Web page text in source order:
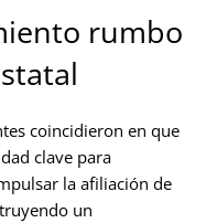
rumbo
coincidieron en que
clave para
la afiliación de
un